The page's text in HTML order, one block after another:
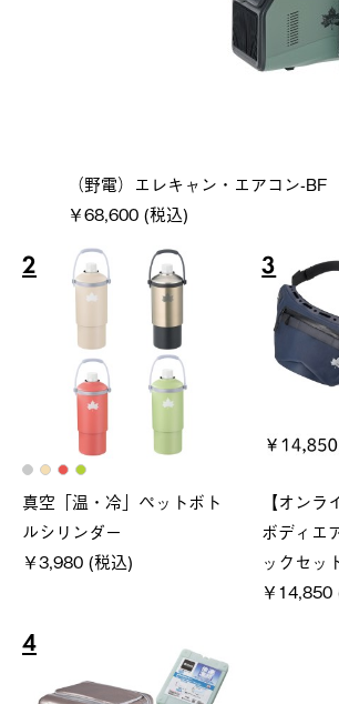
（野電）エレキャン・エアコン-BF
￥68,600 (税込)
2
真空「温・冷」ペットボト
ルシリンダー
￥3,980 (税込)
3
【オン
ボディエ
ックセッ
￥14,850
4